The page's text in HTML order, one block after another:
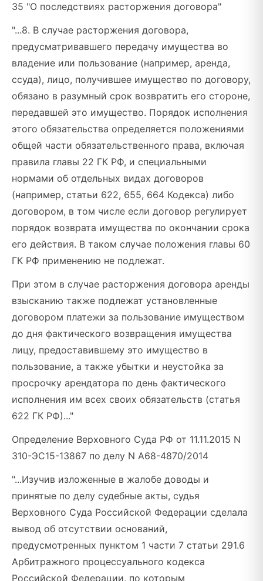
35 "О последствиях расторжения договора"
"...8. В случае расторжения договора,
предусматривавшего передачу имущества во
владение или пользование (например, аренда,
ссуда), лицо, получившее имущество по договору,
обязано в разумный срок возвратить его стороне,
передавшей это имущество. Порядок исполнения
этого обязательства определяется положениями
общей части обязательственного права, включая
правила главы 22 ГК РФ, и специальными
нормами об отдельных видах договоров
(например, статьи 622, 655, 664 Кодекса) либо
договором, в том числе если договор регулирует
порядок возврата имущества по окончании срока
его действия. В таком случае положения главы 60
ГК РФ применению не подлежат.
При этом в случае расторжения договора аренды
взысканию также подлежат установленные
договором платежи за пользование имуществом
до дня фактического возвращения имущества
лицу, предоставившему это имущество в
пользование, а также убытки и неустойка за
просрочку арендатора по день фактического
исполнения им всех своих обязательств (статья
622 ГК РФ)..."
Определение Верховного Суда РФ от 11.11.2015 N
310-ЭС15-13867 по делу N А68-4870/2014
"...Изучив изложенные в жалобе доводы и
принятые по делу судебные акты, судья
Верховного Суда Российской Федерации сделала
вывод об отсутствии оснований,
предусмотренных пунктом 1 части 7 статьи 291.6
Арбитражного процессуального кодекса
Российской Федерации, по которым